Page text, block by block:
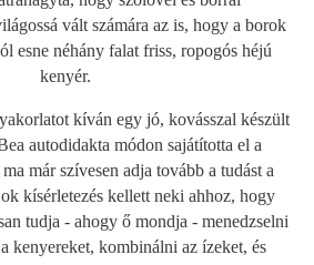
vált számára az is, hogy a borok
esne néhány falat friss, ropogós héjú
kenyér.
kíván egy jó, kovásszal készült
autodidakta módon sajátította el a
már szívesen adja tovább a tudást a
kísérletezés kellett neki ahhoz, hogy
tudja - ahogy ő mondja - menedzselni
kenyereket, kombinálni az ízeket, és